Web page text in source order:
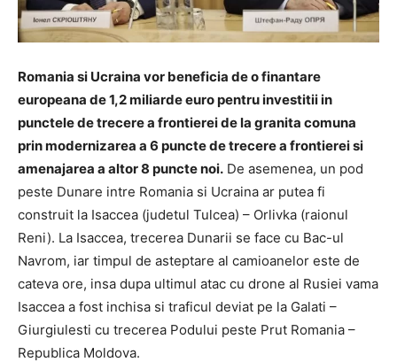
Romania si Ucraina vor beneficia de o finantare
europeana de 1,2 miliarde euro pentru investitii in
punctele de trecere a frontierei de la granita comuna
prin modernizarea a 6 puncte de trecere a frontierei si
amenajarea a altor 8 puncte noi. De asemenea, un pod
peste Dunare intre Romania si Ucraina ar putea fi
construit la Isaccea (judetul Tulcea) – Orlivka (raionul
Reni). La Isaccea, trecerea Dunarii se face cu Bac-ul
Navrom, iar timpul de asteptare al camioanelor este de
cateva ore, insa dupa ultimul atac cu drone al Rusiei vama
Isaccea a fost inchisa si traficul deviat pe la Galati –
Giurgiulesti cu trecerea Podului peste Prut Romania –
Republica Moldova.